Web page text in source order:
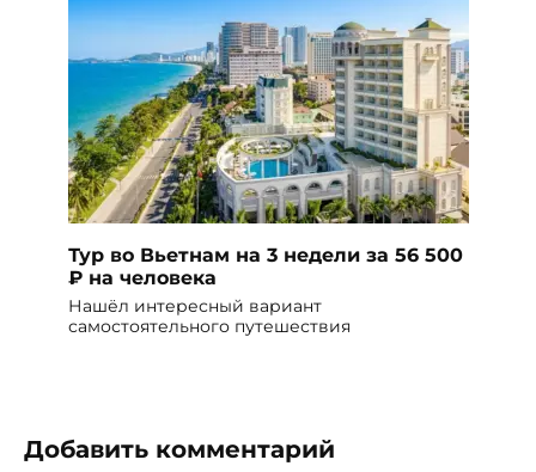
Тур во Вьетнам на 3 недели за 56 500
₽ на человека
Нашёл интересный вариант
самостоятельного путешествия
Добавить комментарий